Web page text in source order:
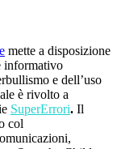
mette a disposizione
informativo
e dell’uso
è rivolto a
SuperErrori. Il
col